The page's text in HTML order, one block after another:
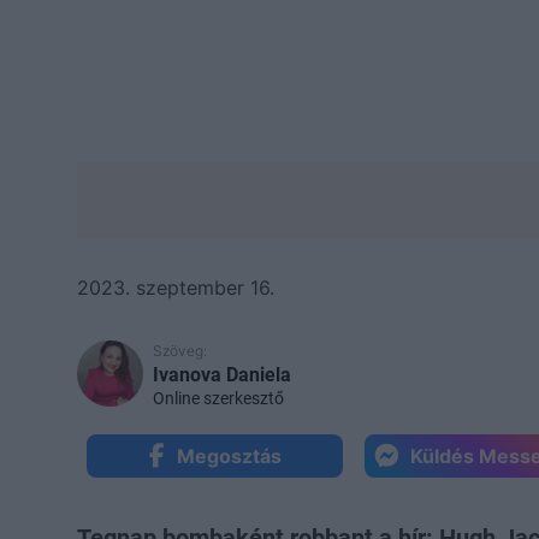
2023. szeptember 16.
Szöveg:
Ivanova Daniela
Online szerkesztő
Megosztás Küldés